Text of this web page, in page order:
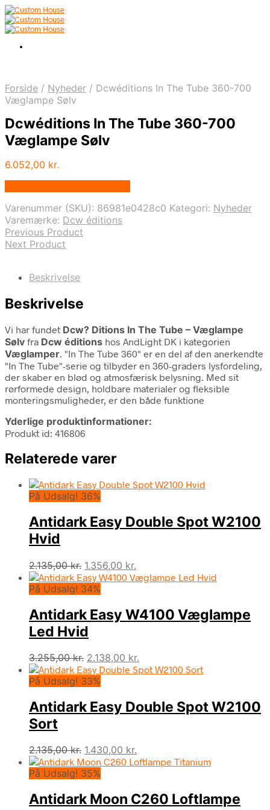
Forside / Nyheder / Dcwéditions In The Tube 360-700
Væglampe Sølv
Dcwéditions In The Tube 360-700
Væglampe Sølv
6.052,00 kr.
Varenummer (SKU): 86981e0428c0 Kategori: Nyheder
Varemærke: Dcw éditions
Previous Product
Next Product
Beskrivelse
Beskrivelse
Vi har fundet Dcw? Ditions In The Tube – Væglampe
Sølv fra Dcw éditions hos AndLight DK i kategorien
Væglamper. "In The Tube 360" er en del af den anerkendte
"In The Tube"-serie og tilbyder en 360-graders lysfordeling,
der skaber en blød og atmosfærisk belysning. Med sit
rørformede design, holdbare materialer og fleksible
monteringsmuligheder, er den både funktione
Yderlige produktinformationer:
Produkt id: 416806
Relaterede varer
På Udsalg! 36%
Antidark Easy Double Spot W2100
Hvid
2.135,00kr. Den
oprindelige
pris
2.135,00 kr..
1.356,00 kr.
aktuelle
1.356,00 kr..
På Udsalg! 34%
Antidark Easy W4100 Væglampe
Led Hvid
3.255,00kr. Den
oprindelige
pris
3.255,00 kr..
2.138,00 kr.
aktuelle
2.138,00 kr..
På Udsalg! 33%
Antidark Easy Double Spot W2100
Sort
2.135,00kr. Den
oprindelige
pris
2.135,00 kr..
1.430,00 kr.
aktuelle
1.430,00 kr..
På Udsalg! 35%
Antidark Moon C260 Loftlampe